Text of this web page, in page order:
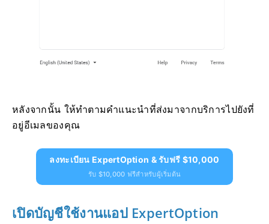
หลังจากนั้น ให้ทำตามคำแนะนำที่ส่งมาจากบริการไปยังที่
อยู่อีเมลของคุณ
ลงทะเบียน ExpertOption & รับฟรี $10,000
รับ $10,000 ฟรีสำหรับผู้เริ่มต้น
เปิดบัญชีใช้งานแอป ExpertOption